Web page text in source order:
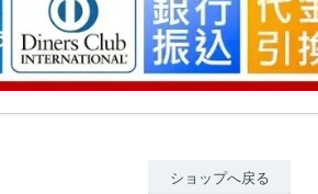
ショップへ戻る